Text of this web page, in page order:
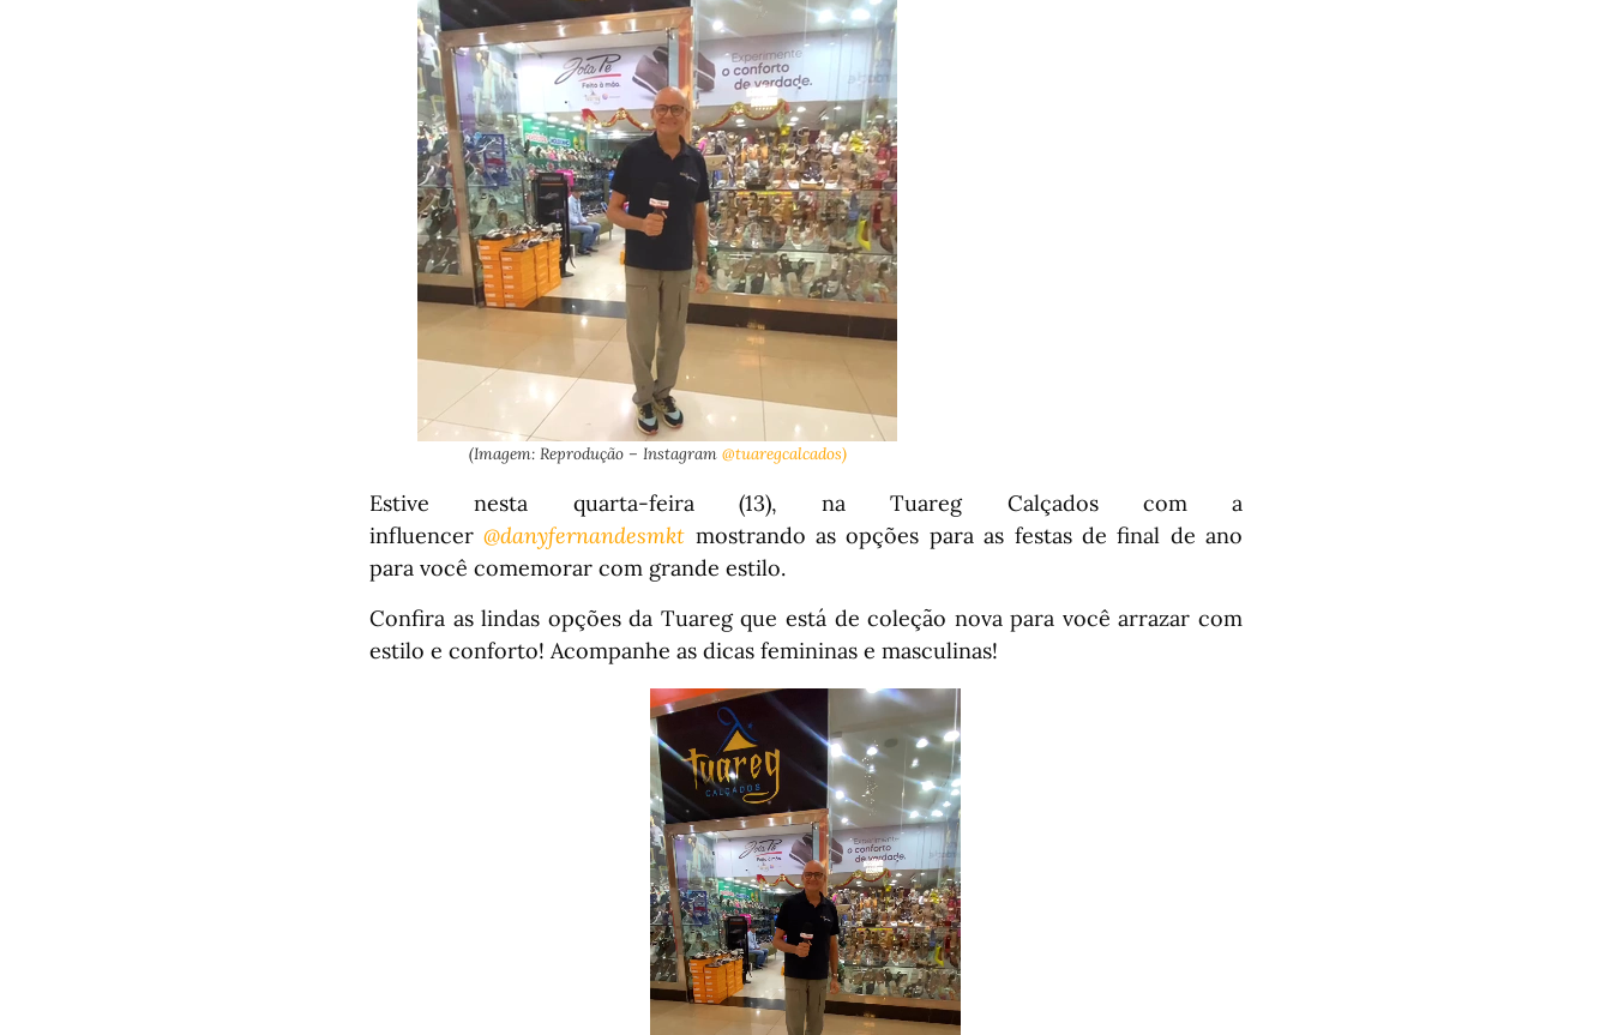
(Imagem: Reprodução – Instagram @tuaregcalcados)
Estive nesta quarta-feira (13), na Tuareg Calçados com a
influencer@danyfernandesmkt mostrando as opções para as festas de final de ano
para você comemorar com grande estilo.
Confira as lindas opções da Tuareg que está de coleção nova para você arrazar com
estilo e conforto! Acompanhe as dicas femininas e masculinas!